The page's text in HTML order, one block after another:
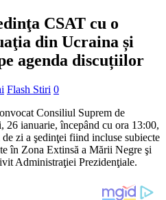
CSAT cu o
din Ucraina și
agenda discuțiilor
Flash Stiri 0
Consiliul Suprem de
26 ianuarie, începând cu ora 13:00,
zi a şedinţei fiind incluse subiecte
în Zona Extinsă a Mării Negre şi
Administraţiei Prezidenţiale.